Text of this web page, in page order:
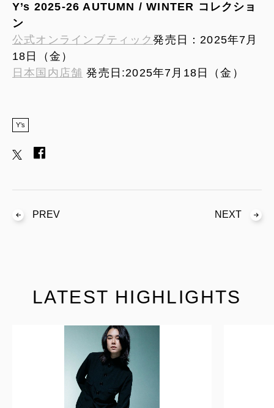
Y’s 2025-26 AUTUMN / WINTER コレクショ
ン
公式オンラインブティック発売日：2025年7月
18日（金）
日本国内店舗 発売日:2025年7月18日（金）
Y’s
PREV NEXT
LATEST HIGHLIGHTS